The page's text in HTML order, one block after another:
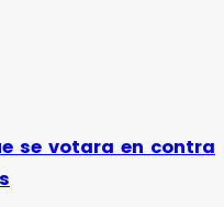
se votara en contra